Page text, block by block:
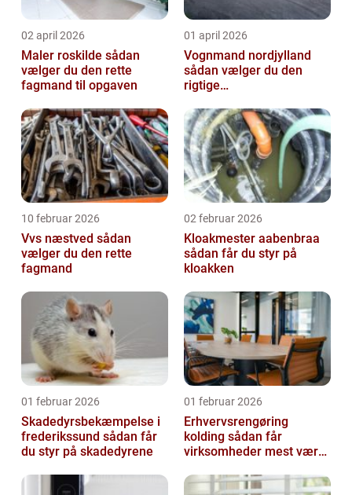
02 april 2026
Maler roskilde sådan
vælger du den rette
fagmand til opgaven
01 april 2026
Vognmand nordjylland
sådan vælger du den
rigtige
10 februar 2026
Vvs næstved sådan
vælger du den rette
fagmand
02 februar 2026
Kloakmester aabenbraa
sådan får du styr på
kloakken
01 februar 2026
Skadedyrsbekæmpelse i
frederikssund sådan får
du styr på skadedyrene
01 februar 2026
Erhvervsrengøring
kolding sådan får
virksomheder mest værdi